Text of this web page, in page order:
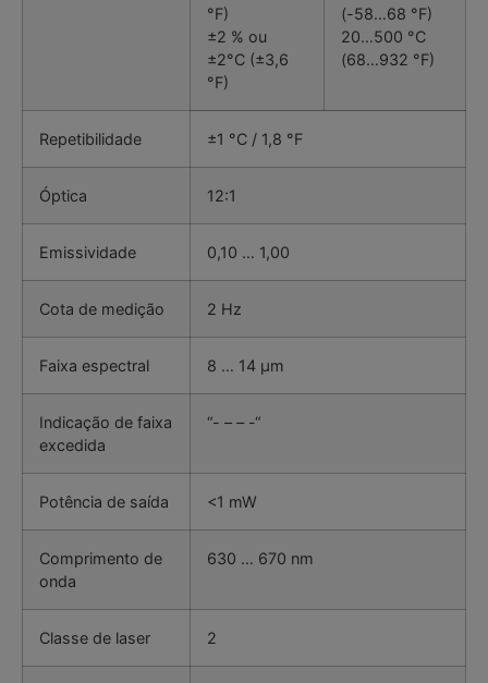
°F)
±2 % ou
±2°C (±3,6
°F)
(-58…68 °F)
20…500 °C
(68…932 °F)
Repetibilidade ±1 °C / 1,8 °F
Óptica 12:1
Emissividade 0,10 … 1,00
Cota de medição 2 Hz
Faixa espectral 8 … 14 µm
Indicação de faixa
excedida
“- – – -“
Potência de saída <1 mW
Comprimento de
onda
630 … 670 nm
Classe de laser 2